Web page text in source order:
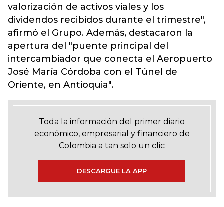
valorización de activos viales y los
dividendos recibidos durante el trimestre",
afirmó el Grupo. Además, destacaron la
apertura del "puente principal del
intercambiador que conecta el Aeropuerto
José María Córdoba con el Túnel de
Oriente, en Antioquia".
Toda la información del primer diario
económico, empresarial y financiero de
Colombia a tan solo un clic
DESCARGUE LA APP